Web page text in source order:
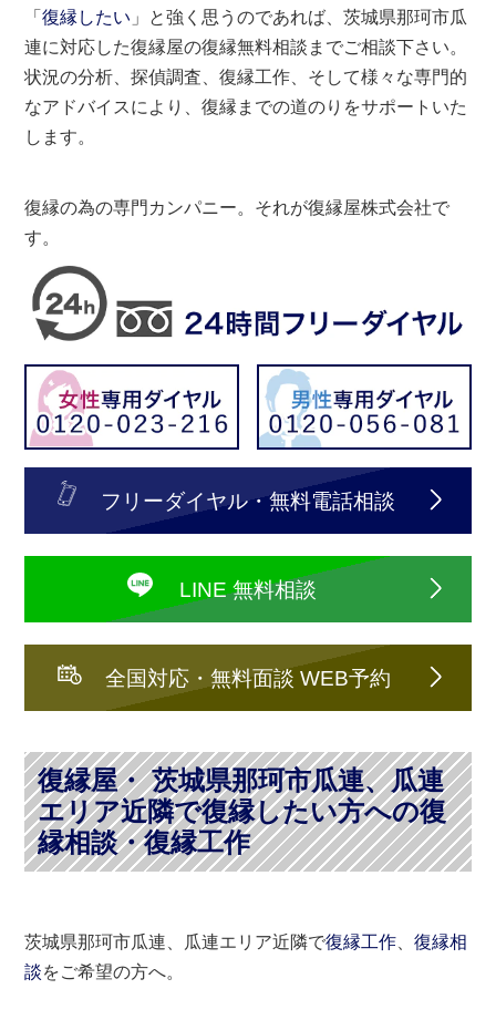
「復縁したい 」と強く思うのであれば、茨城県那珂市瓜
連に対応した復縁屋の復縁無料相談までご相談下さい。
状況の分析、探偵調査、復縁工作、そして様々な専門的
なアドバイスにより、復縁までの道のりをサポートいた
します。
復縁の為の専門カンパニー。それが復縁屋株式会社で
す。
フリーダイヤル・無料電話相談
LINE 無料相談
全国対応・無料面談 WEB予約
復縁屋・ 茨城県那珂市瓜連、瓜連
エリア近隣で復縁したい方への復
縁相談・復縁工作
茨城県那珂市瓜連、瓜連エリア近隣で復縁工作 、復縁相
談をご希望の方へ。